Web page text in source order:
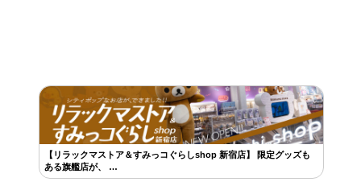
【リラックマストア＆すみっコぐらしshop 新宿店】 限定グッズも
ある旗艦店が、 …